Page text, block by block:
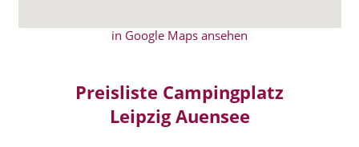
in Google Maps ansehen
Preisliste Campingplatz
Leipzig Auensee